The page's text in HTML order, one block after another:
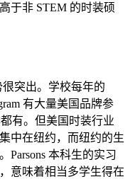
于非 STEM 的时装硕
很突出。学校每年的
有大量美国品牌参
有。但美国时装行业
中在纽约，而纽约的生
Parsons 本科生的实习
意味着相当多学生得在